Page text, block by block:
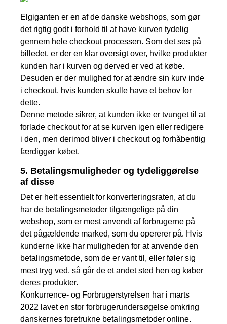
Elgiganten er en af de danske webshops, som gør
det rigtig godt i forhold til at have kurven tydelig
gennem hele checkout processen. Som det ses på
billedet, er der en klar oversigt over, hvilke produkter
kunden har i kurven og derved er ved at købe.
Desuden er der mulighed for at ændre sin kurv inde
i checkout, hvis kunden skulle have et behov for
dette.
Denne metode sikrer, at kunden ikke er tvunget til at
forlade checkout for at se kurven igen eller redigere
i den, men derimod bliver i checkout og forhåbentlig
færdiggør købet.
5. Betalingsmuligheder og tydeliggørelse
af disse
Det er helt essentielt for konverteringsraten, at du
har de betalingsmetoder tilgængelige på din
webshop, som er mest anvendt af forbrugerne på
det pågældende marked, som du opererer på. Hvis
kunderne ikke har muligheden for at anvende den
betalingsmetode, som de er vant til, eller føler sig
mest tryg ved, så går de et andet sted hen og køber
deres produkter.
Konkurrence- og Forbrugerstyrelsen har i marts
2022 lavet en stor forbrugerundersøgelse omkring
danskernes foretrukne betalingsmetoder online.